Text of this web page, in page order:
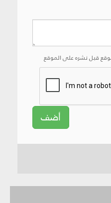
قبل نشره على الموقع
أضف